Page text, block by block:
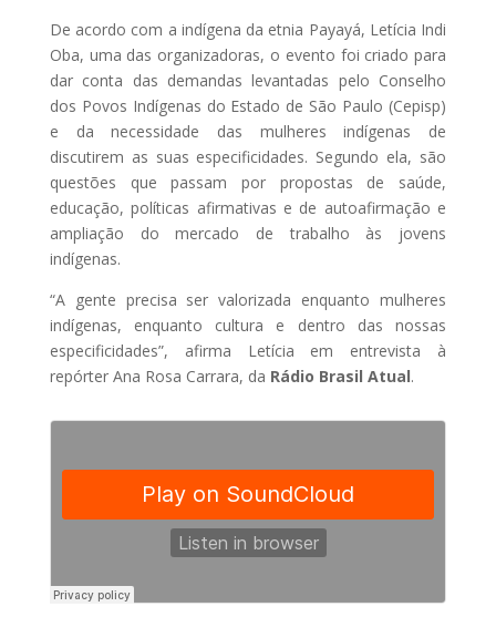
De acordo com a indígena da etnia Payayá, Letícia Indi
Oba, uma das organizadoras, o evento foi criado para
dar conta das demandas levantadas pelo Conselho
dos Povos Indígenas do Estado de São Paulo (Cepisp)
e da necessidade das mulheres indígenas de
discutirem as suas especificidades. Segundo ela, são
questões que passam por propostas de saúde,
educação, políticas afirmativas e de autoafirmação e
ampliação do mercado de trabalho às jovens
indígenas.
“A gente precisa ser valorizada enquanto mulheres
indígenas, enquanto cultura e dentro das nossas
especificidades”, afirma Letícia em entrevista à
repórter Ana Rosa Carrara, da Rádio Brasil Atual.